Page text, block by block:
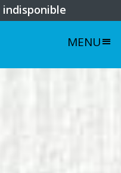
indisponible
MENU